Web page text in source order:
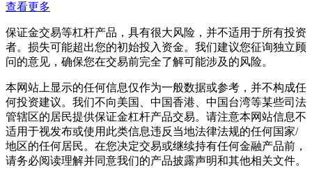
查看更多
保证金交易等杠杆产品，具有很大风险，并不适用于所有投资
者。损失可能超出您的初始投入资金。我们建议您征询独立顾
问的意见，确保您在交易前完全了解可能涉及的风险。
本网站上显示的任何信息仅作为一般数据或参考，并不构成任
何投资建议。我们不向美国、中国香港、中国台湾等某些司法
管辖区的居民提供保证金杠杆产品交易。请注意本网站信息不
适用于视发布或使用此类信息违反当地法律法规的任何国家/
地区的任何居民。在您决定交易或继续持有任何金融产品前，
请务必阅读理解并同意我们的产品披露声明和其他相关文件。